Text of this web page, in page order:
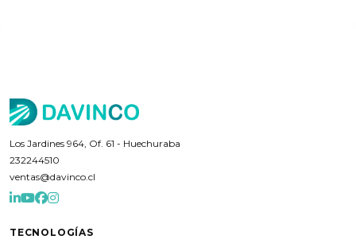
Los Jardines 964, Of. 61 - Huechuraba
232244510
ventas@davinco.cl
TECNOLOGÍAS